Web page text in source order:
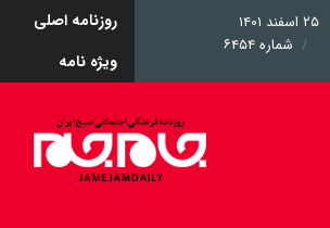
۲۵ اسفند ۱۴۰۱
شماره ۶۴۵۴
روزنامه اصلی
ویژه نامه